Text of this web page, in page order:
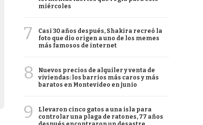
miércoles
7
Casi 30 años después, Shakira recreó la
foto que dio origen a uno de los memes
más famosos de internet
8
Nuevos precios de alquiler y venta de
viviendas: los barrios más caros y más
baratos en Montevideo en junio
9
Llevaron cinco gatos a una isla para
controlar una plaga de ratones, 77 años